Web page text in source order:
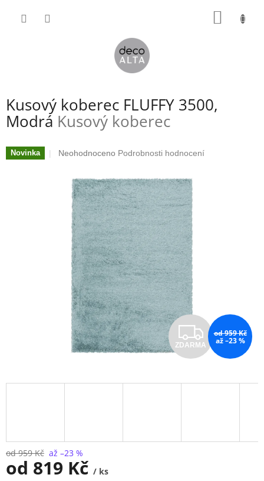
Kusový koberec FLUFFY 3500,
Modrá Kusový koberec
Novinka
Průměrné
hvězdiček.
Neohodnoceno Podrobnosti hodnocení
Z
D
A
ZDARMA
od 959 Kč
až –23 %
od 959 Kč až –23 %
od 819 Kč / ks